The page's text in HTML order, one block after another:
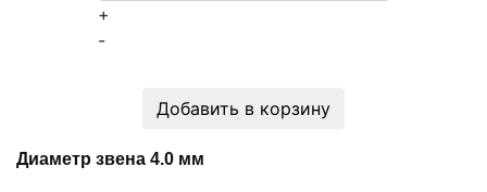
+
-
Добавить в корзину
Диаметр звена 4.0 мм